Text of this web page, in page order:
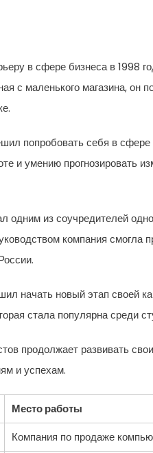
в сфере бизнеса в 1998
с маленького магазина, он
попробовать себя в
и умению
одним из соучредителей
компания
начать новый этап своей
стала популярна среди
продолжает развивать
и успехам.
Место работы
Компания по продаже